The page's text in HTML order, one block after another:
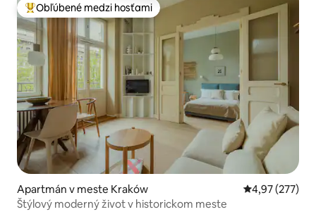
Najobľúbenejšie medzi hosťami
Obľúbené medzi hosťami
Apartmán v meste Kraków Priemerné
4,97 (277)
Štýlový moderný život v historickom meste